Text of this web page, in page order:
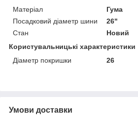
Матеріал
Гума
Посадковий діаметр шини
26"
Стан
Новий
Користувальницькі характеристики
Діаметр покришки
26
Умови доставки